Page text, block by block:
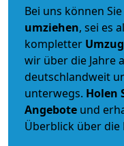
Bei uns können Sie
umziehen, sei es
kompletter Umzug
wir über die Jahre
deutschlandweit
unterwegs. Holen
Angebote und
Überblick über